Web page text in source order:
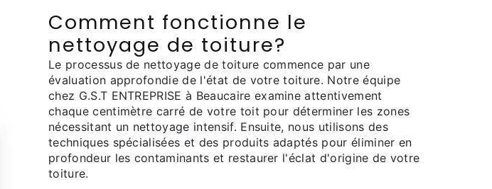
Comment fonctionne le
nettoyage de toiture?
Le processus de nettoyage de toiture commence par une
évaluation approfondie de l'état de votre toiture. Notre équipe
chez G.S.T ENTREPRISE à Beaucaire examine attentivement
chaque centimètre carré de votre toit pour déterminer les zones
nécessitant un nettoyage intensif. Ensuite, nous utilisons des
techniques spécialisées et des produits adaptés pour éliminer en
profondeur les contaminants et restaurer l'éclat d'origine de votre
toiture.